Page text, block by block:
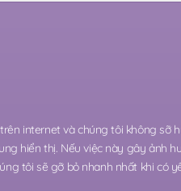
internet và chúng tôi không sỡ
hiển thị. Nếu việc này gây ảnh
tôi sẽ gỡ bỏ nhanh nhất khi có